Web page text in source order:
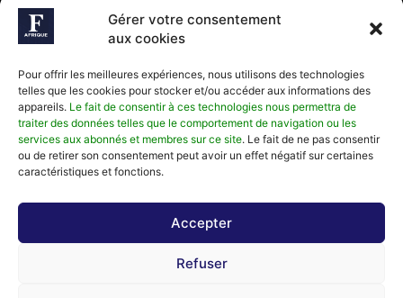
Gérer votre consentement
aux cookies
Pour offrir les meilleures expériences, nous utilisons des technologies
telles que les cookies pour stocker et/ou accéder aux informations des
appareils. Le fait de consentir à ces technologies nous permettra de
traiter des données telles que le comportement de navigation ou les
services aux abonnés et membres sur ce site. Le fait de ne pas consentir
ou de retirer son consentement peut avoir un effet négatif sur certaines
caractéristiques et fonctions.
Accepter
Refuser
JOINDRE L'ÉQUIPE
Rédaction
Développement commercial
Communiquer avec Forbes Afrique
Média Kit 2026
Abonnez-vous à la newsletter de Forbes Afrique et recevez
régulièrement nos meilleurs articles